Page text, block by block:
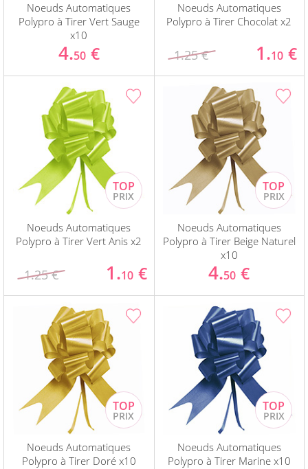
Noeuds Automatiques
Polypro à Tirer Vert Sauge
x10
4.50 €
Noeuds Automatiques
Polypro à Tirer Chocolat x2
1.25 € 1.10 €
Noeuds Automatiques
Polypro à Tirer Vert Anis x2
1.25 € 1.10 €
Noeuds Automatiques
Polypro à Tirer Beige Naturel
x10
4.50 €
Noeuds Automatiques
Polypro à Tirer Doré x10
Noeuds Automatiques
Polypro à Tirer Marine x10